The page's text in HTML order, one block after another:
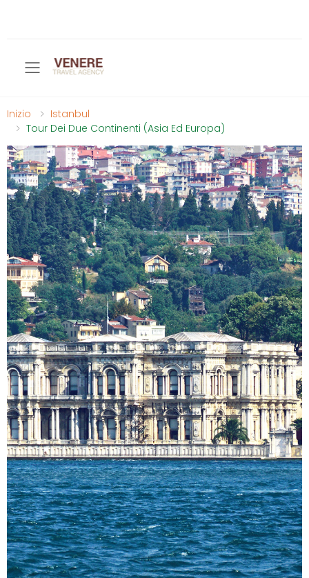
Toggle mobile menu
Inizio
Istanbul
Tour Dei Due Continenti (Asia Ed Europa)